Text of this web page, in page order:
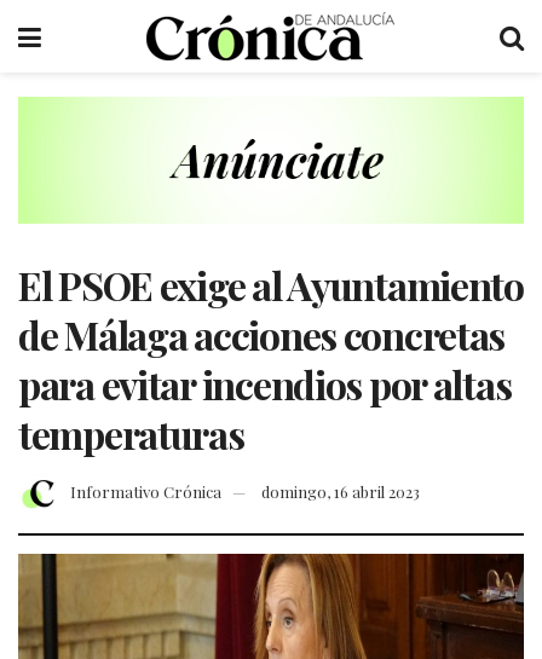
El PSOE exige al Ayuntamiento
de Málaga acciones concretas
para evitar incendios por altas
temperaturas
Informativo Crónica domingo, 16 abril 2023